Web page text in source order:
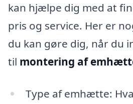
kan hjælpe dig med at
pris og service. Her er
du kan gøre dig, når du
til montering af
Type af emhætte: